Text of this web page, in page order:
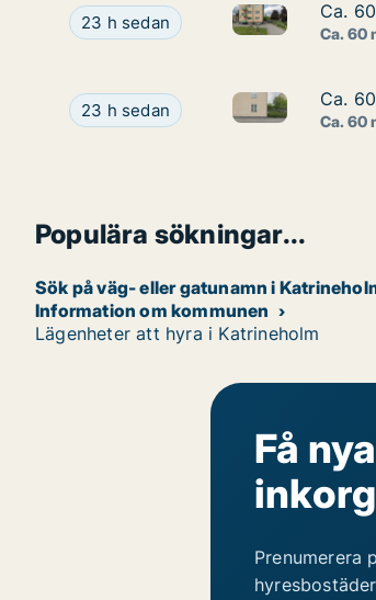
Ca. 60 m2 lägenhet att hyra i
23 h sedan Ca. 60 m2Ca.
Ca.
Ca. 60
Ca. 60 m2 lägenhet att hyra i
23 h sedan Ca. 60 m2Ca.
Ca.
Ca. 60
Populära sökningar...
Sök på väg- eller gatunamn i
Information om kommunen
Lägenheter att hyra i Katrineholm
Få
inkorg
Prenumerera